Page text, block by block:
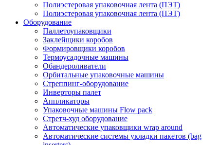
Полиэстеровая упаковочная лента (ПЭТ)
Полиэстеровая упаковочная лента (ПЭТ)
Оборудование
Паллетоупаковщики
Заклейщики коробов
Формировщики коробов
Термоусадочные машины
Обандероливатели
Орбитальные упаковочные машины
Стреппинг-оборудование
Инверторы палет
Аппликаторы
Упаковочные машины Flow pack
Стретч-худ оборудование
Автоматические упаковщики wrap around
Автоматические системы укладки пакетов (bag